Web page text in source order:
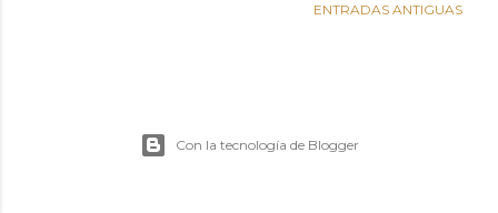
ENTRADAS ANTIGUAS
Con la tecnología de Blogger